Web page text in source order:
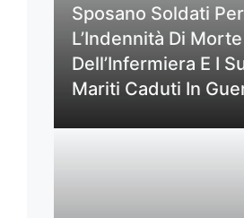
Sposano Soldati Per
L’Indennità Di
Dell’Infermiera E I
Mariti Caduti In